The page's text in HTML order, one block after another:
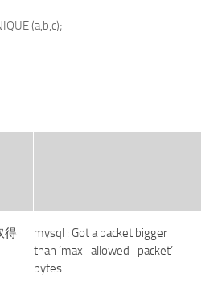
(a,b,c);
得
mysql : Got a packet bigger
than ‘max_allowed_packet’
bytes